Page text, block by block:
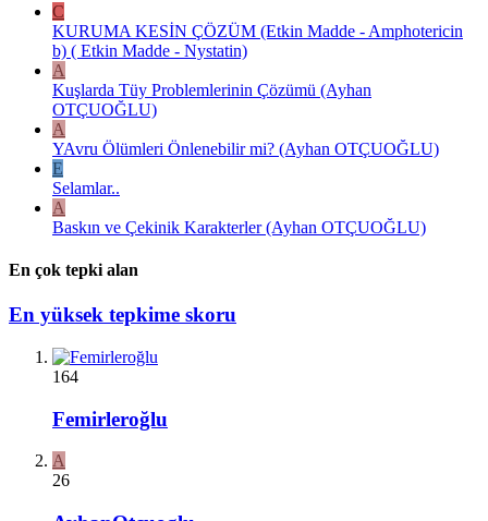
C
KURUMA KESİN ÇÖZÜM (Etkin Madde - Amphotericin
b) ( Etkin Madde - Nystatin)
A
Kuşlarda Tüy Problemlerinin Çözümü (Ayhan
OTÇUOĞLU)
A
YAvru Ölümleri Önlenebilir mi? (Ayhan OTÇUOĞLU)
E
Selamlar..
A
Baskın ve Çekinik Karakterler (Ayhan OTÇUOĞLU)
En çok tepki alan
En yüksek tepkime skoru
164
Femirleroğlu
A
26